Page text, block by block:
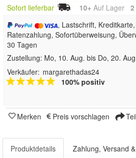
Sofort lieferbar 10+ Auf Lager 2
, Lastschrift,
Ratenzahlung, Sofortüberweisung,
30 Tagen
Zustellung: Mo, 10. Aug. bis Do, 20.
Verkäufer: margarethadas24
100% positiv
Merken Preis vorschlagen
Produktdetails Zahlung, Versand